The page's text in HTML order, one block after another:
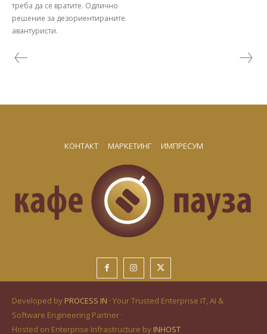
треба да се вратите. Одлично
решение за дезориентираните
авантуристи.
КОНТАКТ МАРКЕТИНГ ИМПРЕСУМ
Developed by PROCESS IN · Your Trusted Enterprise IT, AI &
Software Engineering Partner ·
Hosted on Enterprise Infrastructure by INHOST